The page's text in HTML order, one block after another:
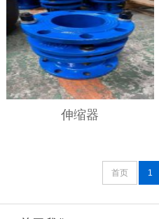
伸缩器
首页 1